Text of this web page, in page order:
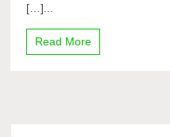
[…]...
Read More